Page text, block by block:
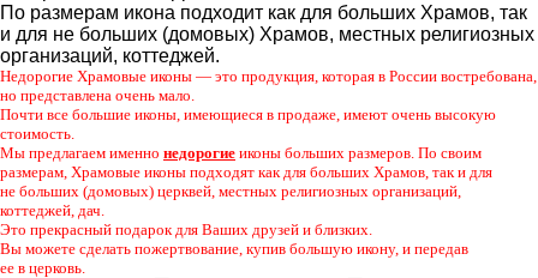
По размерам икона подходит как для больших Храмов, так
и для не больших (домовых) Храмов, местных религиозных
организаций, коттеджей.
Недорогие Храмовые иконы — это продукция, которая в России востребована,
но представлена очень мало.
Почти все большие иконы, имеющиеся в продаже, имеют очень высокую
стоимость.
Мы предлагаем именно недорогие иконы больших размеров. По своим
размерам, Храмовые иконы подходят как для больших Храмов, так и для
не больших (домовых) церквей, местных религиозных организаций,
коттеджей, дач.
Это прекрасный подарок для Ваших друзей и близких.
Вы можете сделать пожертвование, купив большую икону, и передав
ее в церковь.